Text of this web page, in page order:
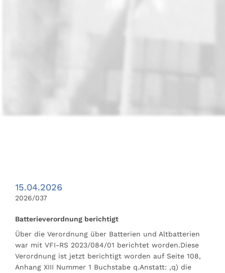
15.04.2026
2026/037
Batterieverordnung berichtigt
Über die Verordnung über Batterien und Altbatterien
war mit VFI-RS 2023/084/01 berichtet worden.Diese
Verordnung ist jetzt berichtigt worden auf Seite 108,
Anhang XIII Nummer 1 Buchstabe q.Anstatt: ‚q) die